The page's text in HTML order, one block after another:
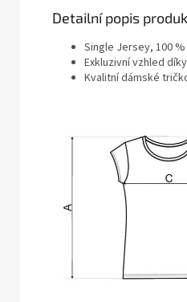
Detailní popis
Single Jersey, 100
Exkluzivní vzhled
Kvalitní dámské